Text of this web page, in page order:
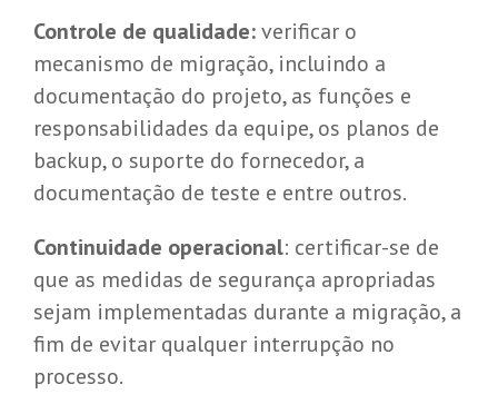
Controle de qualidade:verificar o
mecanismo de migração, incluindo a
documentação do projeto, as funções e
responsabilidades da equipe, os planos de
backup, o suporte do fornecedor, a
documentação de teste e entre outros.
Continuidade operacional: certificar-se de
que as medidas de segurança apropriadas
sejam implementadas durante a migração, a
fim de evitar qualquer interrupção no
processo.